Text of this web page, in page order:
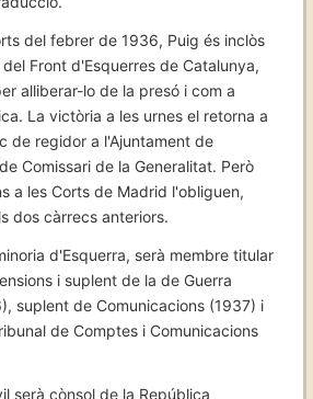
del febrer de 1936, Puig és inclòs
Front d'Esquerres de Catalunya,
alliberar-lo de la presó i com a
La victòria a les urnes el retorna a
de regidor a l'Ajuntament de
Comissari de la Generalitat. Però
a les Corts de Madrid l'obliguen,
dos càrrecs anteriors.
d'Esquerra, serà membre titular
i suplent de la de Guerra
suplent de Comunicacions (1937) i
de Comptes i Comunicacions
serà cònsol de la República